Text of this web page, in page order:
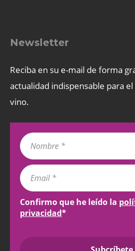
Newsletter
Reciba en su e-mail de forma
actualidad indispensable para
vino.
Confirmo que he leído la
privacidad*